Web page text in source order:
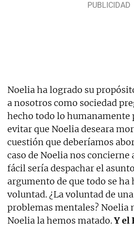
Noelia ha logrado su
a nosotros como sociedad
hecho todo lo humanamente
evitar que Noelia deseara
cuestión que deberíamos
caso de Noelia nos concierne
fácil sería despachar el
argumento de que todo se ha
voluntad. ¿La voluntad de
problemas mentales? Noelia
Noelia la hemos matado.Y el